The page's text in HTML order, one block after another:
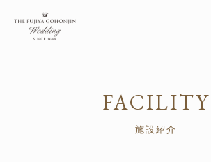
FACILITY
施設紹介